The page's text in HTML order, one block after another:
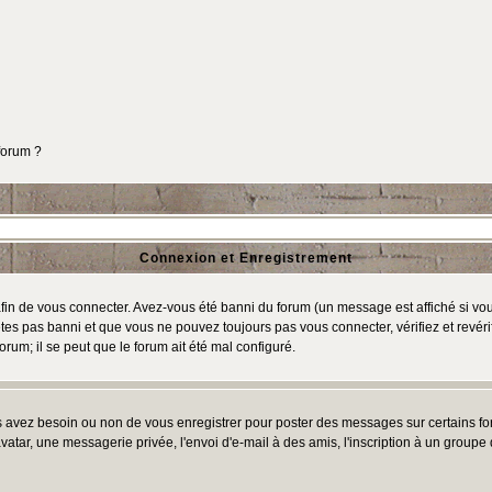
?
Connexion et Enregistrement
de vous connecter. Avez-vous été banni du forum (un message est affiché si
pas banni et que vous ne pouvez toujours pas vous connecter, vérifiez et
il se peut que le forum ait été mal configuré.
besoin ou non de vous enregistrer pour poster des messages sur certains
une messagerie privée, l'envoi d'e-mail à des amis, l'inscription à un